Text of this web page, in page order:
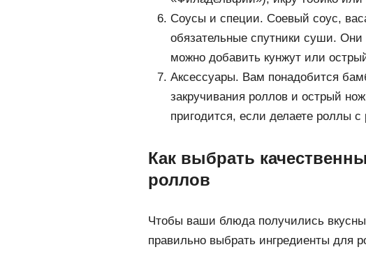
Соусы и специи. Соевый соус,
обязательные спутники суши.
можно добавить кунжут или
Аксессуары. Вам понадобится
закручивания роллов и острый
пригодится, если делаете роллы
Как выбрать
роллов
Чтобы ваши блюда получились
правильно выбрать ингредиенты для